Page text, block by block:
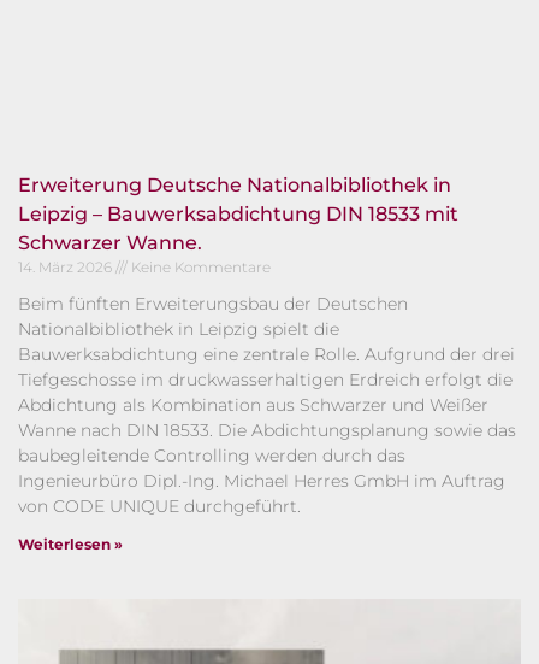
Erweiterung Deutsche Nationalbibliothek in
Leipzig – Bauwerksabdichtung DIN 18533 mit
Schwarzer Wanne.
14. März 2026 Keine Kommentare
Beim fünften Erweiterungsbau der Deutschen
Nationalbibliothek in Leipzig spielt die
Bauwerksabdichtung eine zentrale Rolle. Aufgrund der drei
Tiefgeschosse im druckwasserhaltigen Erdreich erfolgt die
Abdichtung als Kombination aus Schwarzer und Weißer
Wanne nach DIN 18533. Die Abdichtungsplanung sowie das
baubegleitende Controlling werden durch das
Ingenieurbüro Dipl.-Ing. Michael Herres GmbH im Auftrag
von CODE UNIQUE durchgeführt.
Weiterlesen »